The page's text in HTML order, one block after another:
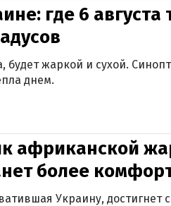
где 6 августа
будет жаркой и сухой.
днем.
африканской
более
Украину, достигнет